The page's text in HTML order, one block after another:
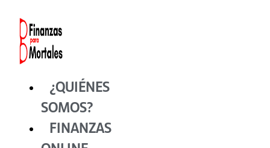
contenido
¿QUIÉNES
SOMOS?
FINANZAS